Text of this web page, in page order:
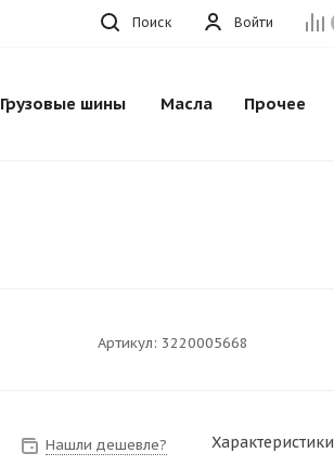
Войти
Поиск
Грузовые шины Масла Прочее
Артикул: 3220005668
Нашли дешевле? Характеристики